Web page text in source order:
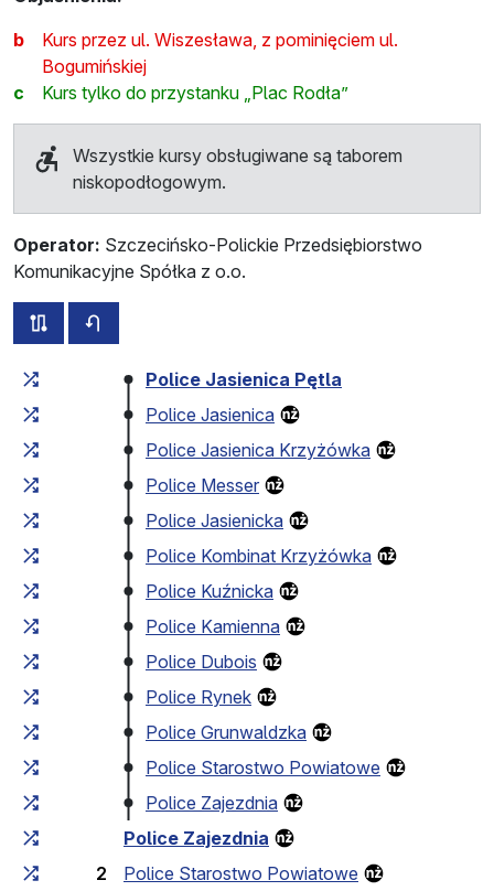
b
Kurs przez ul. Wiszesława, z pominięciem ul.
Bogumińskiej
c
Kurs tylko do przystanku „Plac Rodła”
Wszystkie kursy obsługiwane są taborem
niskopodłogowym.
Operator: Szczecińsko-Polickie Przedsiębiorstwo
Komunikacyjne Spółka z o.o.
wszystkie trasy tej linii
Czas przejazdu narastająco Czas przejazdu między
Police Jasienica Pętla
Police Jasienica
Police Jasienica Krzyżówka
Police Messer
Police Jasienicka
Police Kombinat Krzyżówka
Police Kuźnicka
Police Kamienna
Police Dubois
Police Rynek
Police Grunwaldzka
Police Starostwo Powiatowe
Police Zajezdnia
Police Zajezdnia
2
Police Starostwo Powiatowe